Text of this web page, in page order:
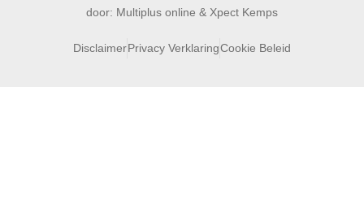
door: Multiplus online & Xpect Kemps
DisclaimerPrivacy VerklaringCookie Beleid